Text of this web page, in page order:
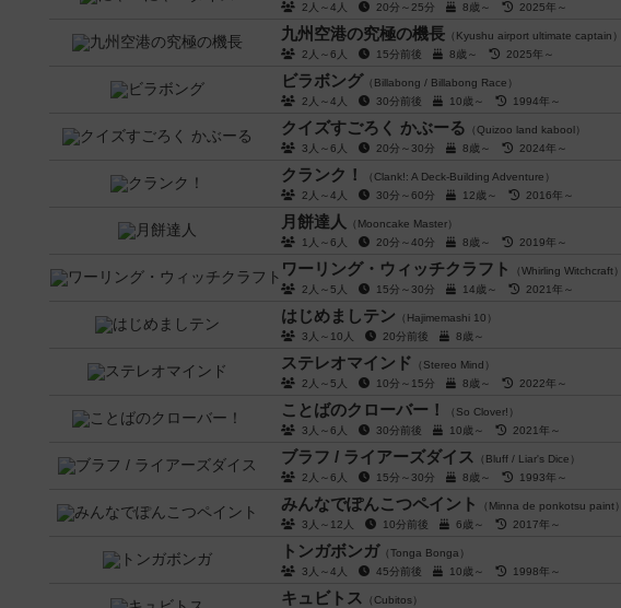
2人～4人
20分～25分 8歳～ 2025年～
九州空港の究極の機長 （Kyushu airport ultimate captain）
2人～6人
15分前後 8歳～ 2025年～
ビラボング （Billabong / Billabong Race）
2人～4人
30分前後 10歳～ 1994年～
クイズすごろく かぶーる （Quizoo land kabool）
3人～6人
20分～30分 8歳～ 2024年～
クランク！
（Clank!: A Deck-Building Adventure）
2人～4人
30分～60分 12歳～ 2016年～
月餅達人
（Mooncake Master）
1人～6人
20分～40分 8歳～ 2019年～
ワーリング・ウィッチクラフト
（Whirling Witchcraft）
2人～5人
15分～30分 14歳～ 2021年～
はじめましテン （Hajimemashi 10）
3人～10人
20分前後 8歳～
ステレオマインド （Stereo Mind）
2人～5人
10分～15分 8歳～ 2022年～
ことばのクローバー！
（So Clover!）
3人～6人
30分前後 10歳～ 2021年～
ブラフ / ライアーズダイス
（Bluff / Liar's Dice）
2人～6人
15分～30分 8歳～ 1993年～
みんなでぽんこつペイント
（Minna de ponkotsu paint）
3人～12人
10分前後 6歳～ 2017年～
トンガボンガ （Tonga Bonga）
3人～4人
45分前後 10歳～ 1998年～
キュビトス
（Cubitos）